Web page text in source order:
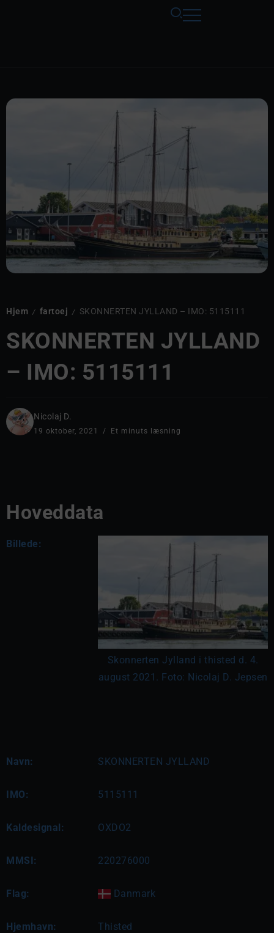
Hjem / fartoej / SKONNERTEN JYLLAND – IMO: 5115111
SKONNERTEN JYLLAND
– IMO: 5115111
Nicolaj D.
19 oktober, 2021 Et minuts læsning
Hoveddata
Billede:
Skonnerten Jylland i thisted d. 4.
august 2021. Foto: Nicolaj D. Jepsen
Navn: SKONNERTEN JYLLAND
IMO: 5115111
Kaldesignal: OXDO2
MMSI: 220276000
Flag: Danmark
Hjemhavn: Thisted